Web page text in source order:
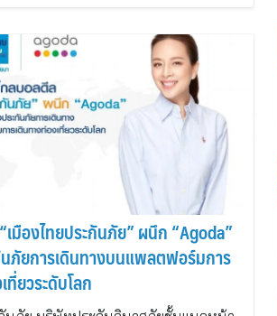
มืองไทยประกันภัย” ผนึก “Agoda”
ภัยการเดินทางบนแพลตฟอร์มการ
ที่ยวระดับโลก